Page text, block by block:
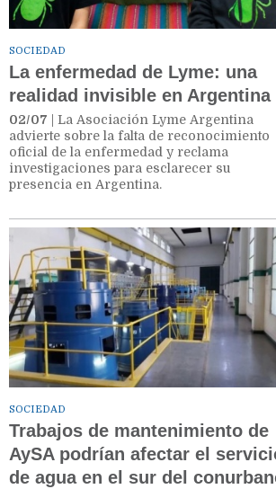
SOCIEDAD
La enfermedad de Lyme: una
realidad invisible en Argentina
02/07 | La Asociación Lyme Argentina
advierte sobre la falta de reconocimiento
oficial de la enfermedad y reclama
investigaciones para esclarecer su
presencia en Argentina.
SOCIEDAD
Trabajos de mantenimiento de
AySA podrían afectar el
de agua en el sur del